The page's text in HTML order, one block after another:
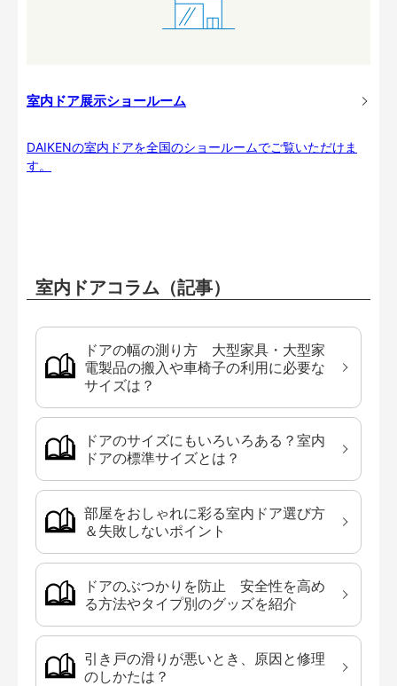
室内ドア展示ショールーム
DAIKENの室内ドアを全国のショールームでご覧いただけま
す。
室内ドアコラム（記事）
ドアの幅の測り方 大型家具・大型家
電製品の搬入や車椅子の利用に必要な
サイズは？
ドアのサイズにもいろいろある？室内
ドアの標準サイズとは？
部屋をおしゃれに彩る室内ドア選び方
＆失敗しないポイント
ドアのぶつかりを防止 安全性を高め
る方法やタイプ別のグッズを紹介
引き戸の滑りが悪いとき、原因と修理
のしかたは？